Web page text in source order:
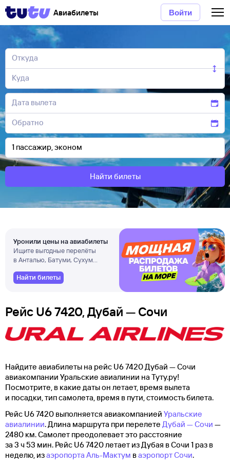
Авиабилеты Войти
Найти билеты
Уронили цены на авиабилеты
Ищите выгодные перелёты
в Анталью, Батуми, Сухум
Найти билеты
Рейс U6 7420, Дубай — Сочи
Найдите авиабилеты на рейс U6 7420 Дубай — Сочи
авиакомпании Уральские авиалинии на Туту.ру!
Посмотрите, в какие даты он летает, время вылета
и посадки, тип самолета, время в пути, стоимость билета.
Рейс U6 7420 выполняется авиакомпанией Уральские
авиалинии. Длина маршрута при перелете Дубай — Сочи —
2480 км. Самолет преодолевает это расстояние
за 3 ч 53 мин. Рейс U6 7420 летает из Дубая в Сочи 1 раз в
неделю, изаэропорта Аль-Мактум ваэропорт Сочи.